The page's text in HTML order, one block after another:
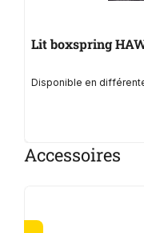
Lit boxspring
Disponible en
Accessoires